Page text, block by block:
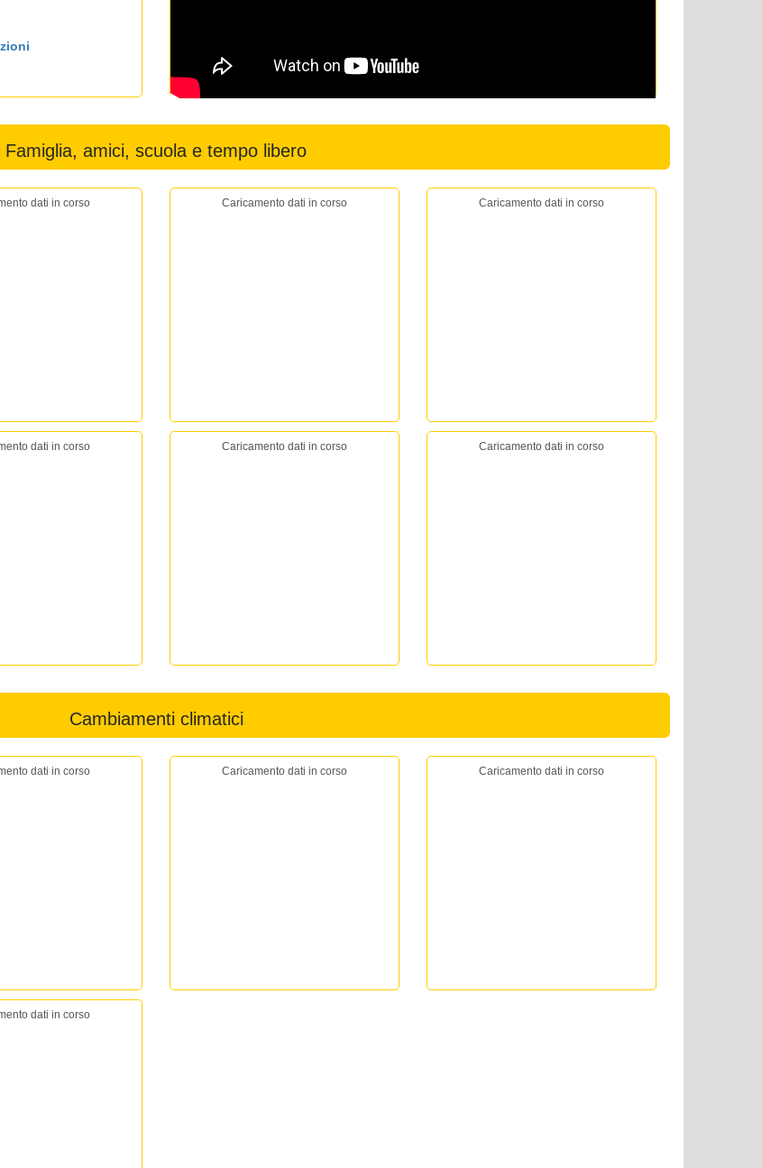
Famiglia, amici, scuola e tempo libero
dati in corso Caricamento dati in corso Caricamento dati in corso
dati in corso Caricamento dati in corso Caricamento dati in corso
Cambiamenti climatici
dati in corso Caricamento dati in corso Caricamento dati in corso
dati in corso